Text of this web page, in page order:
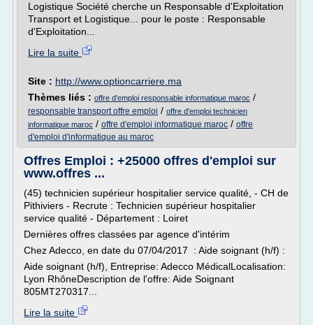
Logistique Société cherche un Responsable d'Exploitation
Transport et Logistique... pour le poste : Responsable
d'Exploitation...
Lire la suite
Site : http://www.optioncarriere.ma
Thèmes liés : offre d'emploi responsable informatique maroc /
responsable transport offre emploi / offre d'emploi technicien
informatique maroc / offre d'emploi informatique maroc / offre
d'emploi d'informatique au maroc
Offres Emploi : +25000 offres d'emploi sur
www.offres ...
(45) technicien supérieur hospitalier service qualité, - CH de
Pithiviers - Recrute : Technicien supérieur hospitalier
service qualité - Département : Loiret
Dernières offres classées par agence d'intérim
Chez Adecco, en date du 07/04/2017 : Aide soignant (h/f) :
Aide soignant (h/f), Entreprise: Adecco MédicalLocalisation:
Lyon RhôneDescription de l'offre: Aide Soignant
805MT270317...
Lire la suite